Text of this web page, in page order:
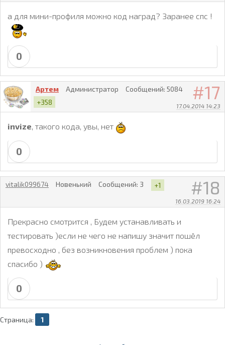
а для мини-профиля можно код наград? Заранее спс !
0
17
17.04.2014 14:23
Артем Администратор Сообщений: 5084
+358
invize, такого кода, увы, нет
0
18
16.03.2019 16:24
vitalik099674 Новенький Сообщений: 3 +1
Прекрасно смотрится , Будем устанавливать и
тестировать )если не чего не напишу значит пошёл
превосходно , без возникновения проблем ) пока
спасибо )
0
Страница: 1